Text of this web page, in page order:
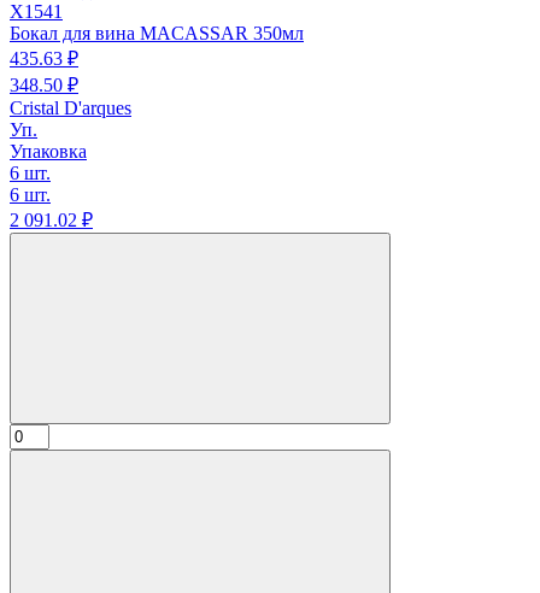
X1541
Бокал для вина MACASSAR 350мл
435.63 ₽
348.50 ₽
Cristal D'arques
Уп.
Упаковка
6 шт.
6 шт.
2 091.02 ₽